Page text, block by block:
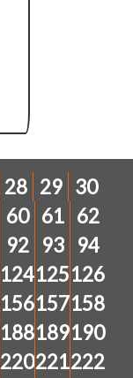
28 29 30
60 61 62
92 93
94
124125126
156157158
188189190
220221222